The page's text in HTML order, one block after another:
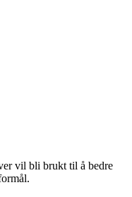
vil bli brukt til å bedre